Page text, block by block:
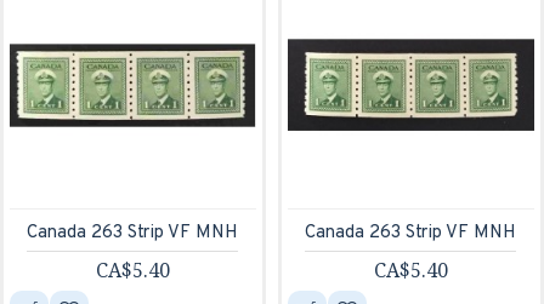
Canada 263 Strip VF MNH
CA$5.40
Canada 263 Strip VF MNH
CA$5.40